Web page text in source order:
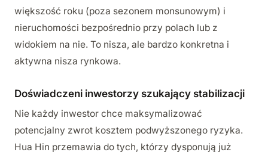
większość roku (poza sezonem monsunowym) i
nieruchomości bezpośrednio przy polach lub z
widokiem na nie. To nisza, ale bardzo konkretna i
aktywna nisza rynkowa.
Doświadczeni inwestorzy szukający stabilizacji
Nie każdy inwestor chce maksymalizować
potencjalny zwrot kosztem podwyższonego ryzyka.
Hua Hin przemawia do tych, którzy dysponują już